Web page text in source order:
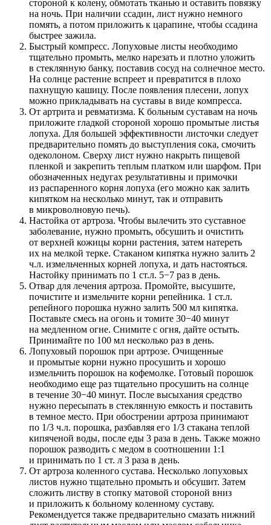
стороной к колену, обмотать тканью и оставить повязку
на ночь. При наличии ссадин, лист нужно немного
помять, а потом приложить к царапине, чтобы ссадина
быстрее зажила.
Быстрый компресс. Лопуховые листы необходимо
тщательно промыть, мелко нарезать и плотно уложить
в стеклянную банку, поставив сосуд на солнечное место.
На солнце растение вспреет и превратится в плохо
пахнущую кашицу. После появления плесени, лопух
можно прикладывать на суставы в виде компресса.
От артрита и ревматизма. К больным суставам на ночь
приложите гладкой стороной хорошо промытые листья
лопуха. Для большей эффективности листочки следует
предварительно помять до выступления сока, смочить
одеколоном. Сверху лист нужно накрыть пищевой
пленкой и закрепить теплым платком или шарфом. При
обозначенных недугах результативны и примочки
из распаренного корня лопуха (его можно как залить
кипятком на несколько минут, так и отправить
в микроволновую печь).
Настойка от артроза. Чтобы вылечить это суставное
заболевание, нужно промыть, обсушить и очистить
от верхней кожицы корни растения, затем натереть
их на мелкой терке. Стаканом кипятка нужно залить 2
ч.л. измельченных корней лопуха, и дать настояться.
Настойку принимать по 1 ст.л. 5−7 раз в день.
Отвар для лечения артроза. Промойте, высушите,
почистите и измельчите корни репейника. 1 ст.л.
репейного порошка нужно залить 500 мл кипятка.
Поставьте смесь на огонь и томите 30−40 минут
на медленном огне. Снимите с огня, дайте остыть.
Принимайте по 100 мл несколько раз в день.
Лопуховый порошок при артрозе. Очищенные
и промытые корни нужно просушить и хорошо
измельчить порошок на кофемолке. Готовый порошок
необходимо еще раз тщательно просушить на солнце
в течение 30−40 минут. После высыхания средство
нужно пересыпать в стеклянную емкость и поставить
в темное место. При обострении артроза принимают
по 1/3 ч.л. порошка, разбавляя его 1/3 стакана теплой
кипяченой воды, после еды 3 раза в день. Также можно
порошок разводить с медом в соотношении 1:1
и принимать по 1 ст. л 3 раза в день.
От артроза коленного сустава. Несколько лопуховых
листов нужно тщательно промыть и обсушит. Затем
сложить листву в стопку матовой стороной вниз
и приложить к больному коленному суставу.
Рекомендуется также предварительно смазать нижний